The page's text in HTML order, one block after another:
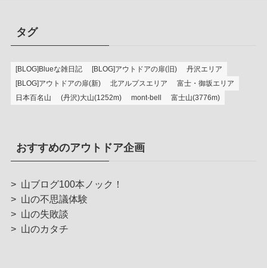
タグ
[BLOG]Blueな雑日記 [BLOG]アウトドアの扉(旧)
丹沢エリア
[BLOG]アウトドアの扉(新)
北アルプスエリア
富士・御坂エリア
日本百名山
(丹沢)大山(1252m) mont-bell 富士山(3776m)
おすすめのアウトドア企画
> 山ブログ100本ノック！
> 山の不思議体験
> 山の失敗談
> 山のカタチ